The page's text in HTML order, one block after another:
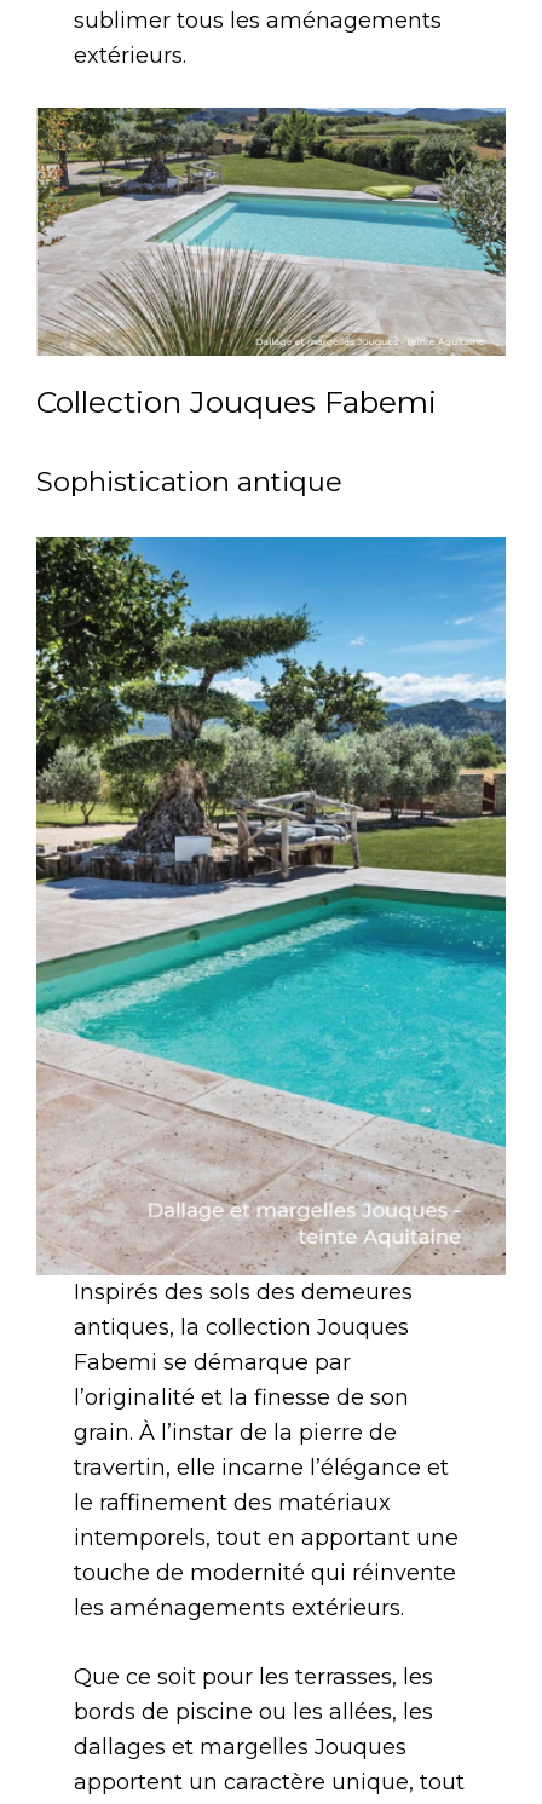
sublimer tous les aménagements
extérieurs.
Collection Jouques Fabemi
Sophistication antique
Inspirés des sols des demeures
antiques, la collection Jouques
Fabemi se démarque par
l’originalité et la finesse de son
grain. À l’instar de la pierre de
travertin, elle incarne l’élégance et
le raffinement des matériaux
intemporels, tout en apportant une
touche de modernité qui réinvente
les aménagements extérieurs.
Que ce soit pour les terrasses, les
bords de piscine ou les allées, les
dallages et margelles Jouques
apportent un caractère unique, tout